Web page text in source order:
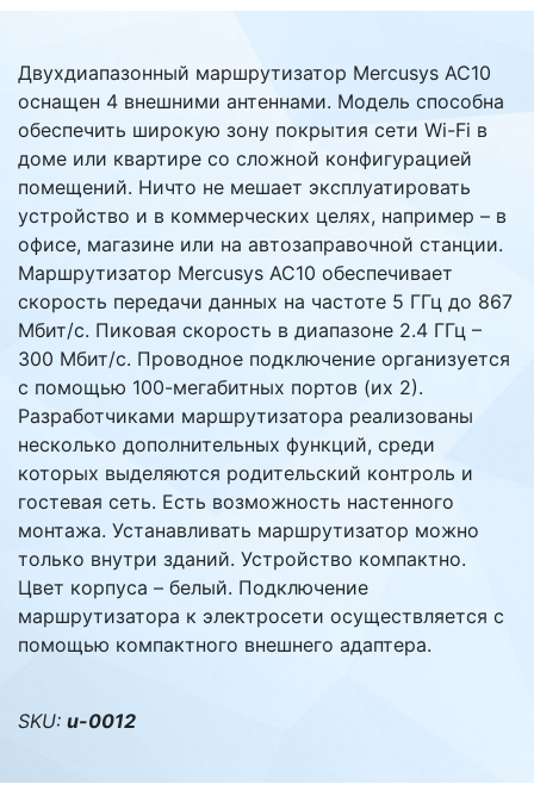
Двухдиапазонный маршрутизатор Mercusys AC10
оснащен 4 внешними антеннами. Модель способна
обеспечить широкую зону покрытия сети Wi-Fi в
доме или квартире со сложной конфигурацией
помещений. Ничто не мешает эксплуатировать
устройство и в коммерческих целях, например – в
офисе, магазине или на автозаправочной станции.
Маршрутизатор Mercusys AC10 обеспечивает
скорость передачи данных на частоте 5 ГГц до 867
Мбит/с. Пиковая скорость в диапазоне 2.4 ГГц –
300 Мбит/с. Проводное подключение организуется
с помощью 100-мегабитных портов (их 2).
Разработчиками маршрутизатора реализованы
несколько дополнительных функций, среди
которых выделяются родительский контроль и
гостевая сеть. Есть возможность настенного
монтажа. Устанавливать маршрутизатор можно
только внутри зданий. Устройство компактно.
Цвет корпуса – белый. Подключение
маршрутизатора к электросети осуществляется с
помощью компактного внешнего адаптера.
SKU: u-0012